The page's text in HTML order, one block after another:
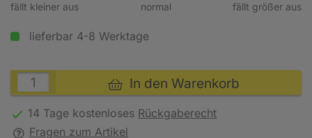
fällt kleiner aus fällt größer aus
normal
lieferbar 4-8 Werktage
In den Warenkorb
14 Tage kostenloses Rückgaberecht
Fragen zum Artikel